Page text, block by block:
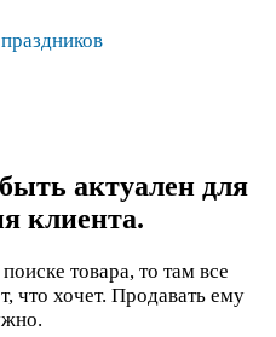
актуален для
клиента.
товара, то там все
что хочет. Продавать ему